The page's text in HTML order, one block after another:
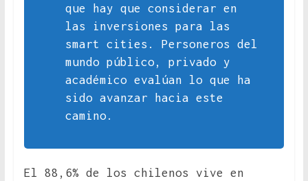
que hay que considerar en
las inversiones para las
smart cities. Personeros del
mundo público, privado y
académico evalúan lo que ha
sido avanzar hacia este
camino.
El 88,6% de los chilenos vive en